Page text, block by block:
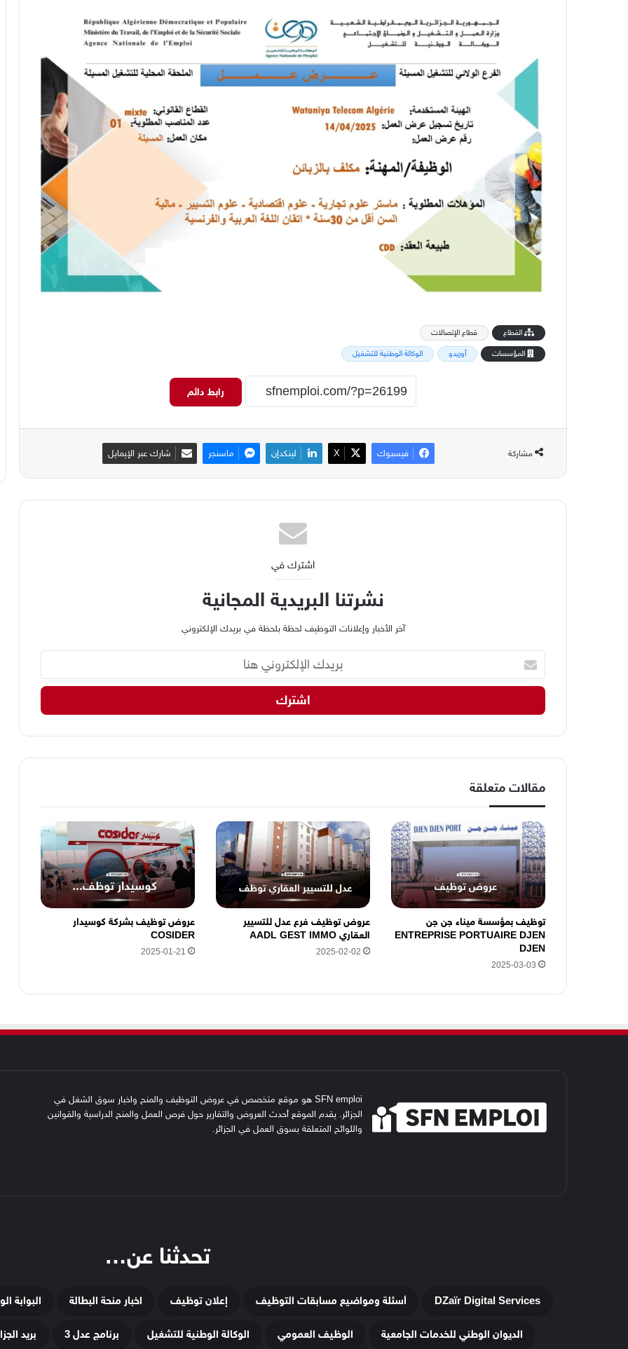
القطاع
قطاع الإتصالات
المؤسسات
أوريدو الوكالة الوطنية للتشغيل
رابط دائم
مشاركة فيسبوك ‫X لينكدإن ماسنجر شارك عبر الإيمايل
اشترك في
نشرتنا البريدية المجانية
آخر الأخبار وإعلانات التوظيف لحظة بلحظة في بريدك الإلكتروني
ي
ك
إ
ك
ت
و
ن
ي
ه
مقالات متعلقة
توظيف بمؤسسة ميناء جن جن
ENTREPRISE PORTUAIRE DJEN
DJEN
2025-03-03
عروض توظيف فرع عدل للتسيير
العقاري AADL GEST IMMO
2025-02-02
عروض توظيف بشركة كوسيدار
COSIDER
2025-01-21
SFN emploi هو موقع متخصص في عروض التوظيف والمنح واخبار سوق الشغل في
الجزائر. يقدم الموقع أحدث العروض والتقارير حول فرص العمل والمنح الدراسية والقوانين
واللوائح المتعلقة بسوق العمل في الجزائر.
تحدثنا عن…
DZaïr Digital Services أسئلة ومواضيع مسابقات التوظيف إعلان توظيف اخبار منحة البطالة البوابة
الديوان الوطني للخدمات الجامعية الوظيف العمومي الوكالة الوطنية للتشغيل برنامج عدل 3 بريد